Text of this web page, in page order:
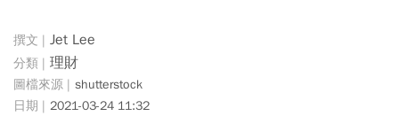
Jet Lee
理財
shutterstock
2021-03-24 11:32